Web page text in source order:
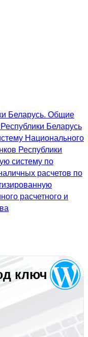
Беларусь. Общие
Беларусь
Национального
Республики
систему по
расчетов по
расчетного и
ключ